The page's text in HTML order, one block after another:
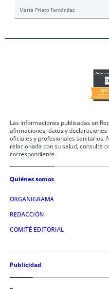
Marta Prieto Fernández
Las informaciones publicadas en
afirmaciones, datos y
oficiales y profesionales sanitarios.
relacionada con su salud, consulte
correspondiente.
Quiénes somos
ORGANIGRAMA
REDACCIÓN
COMITÉ EDITORIAL
Publicidad